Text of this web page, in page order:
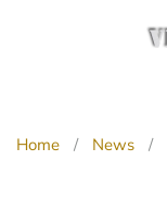
principale
Home News